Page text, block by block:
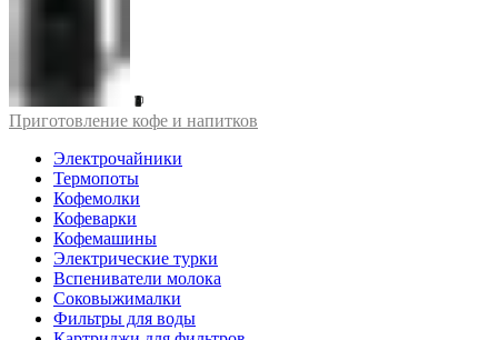
Приготовление кофе и напитков
Электрочайники
Термопоты
Кофемолки
Кофеварки
Кофемашины
Электрические турки
Вспениватели молока
Соковыжималки
Фильтры для воды